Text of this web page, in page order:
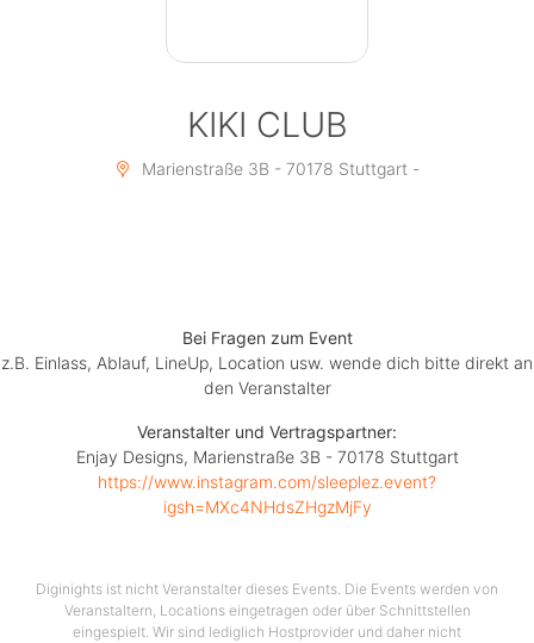
KIKI CLUB
Marienstraße 3B - 70178 Stuttgart -
Bei Fragen zum Event
z.B. Einlass, Ablauf, LineUp, Location usw. wende dich bitte direkt an
den Veranstalter
Veranstalter und Vertragspartner:
Enjay Designs, Marienstraße 3B - 70178 Stuttgart
https://www.instagram.com/sleeplez.event?
igsh=MXc4NHdsZHgzMjFy
Diginights ist nicht Veranstalter dieses Events. Die Events werden von
Veranstaltern, Locations eingetragen oder über Schnittstellen
eingespielt. Wir sind lediglich Hostprovider und daher nicht